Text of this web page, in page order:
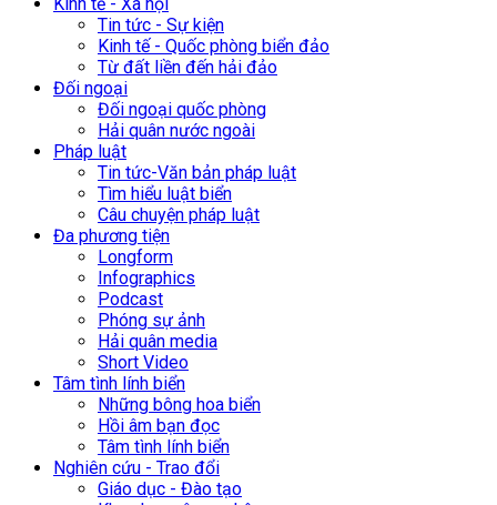
Tin tức - Sự kiện
Kinh tế - Quốc phòng biển đảo
Từ đất liền đến hải đảo
Đối ngoại
Đối ngoại quốc phòng
Hải quân nước ngoài
Pháp luật
Tin tức-Văn bản pháp luật
Tìm hiểu luật biển
Câu chuyện pháp luật
Đa phương tiện
Longform
Infographics
Podcast
Phóng sự ảnh
Hải quân media
Short Video
Tâm tình lính biển
Những bông hoa biển
Hồi âm bạn đọc
Tâm tình lính biển
Nghiên cứu - Trao đổi
Giáo dục - Đào tạo